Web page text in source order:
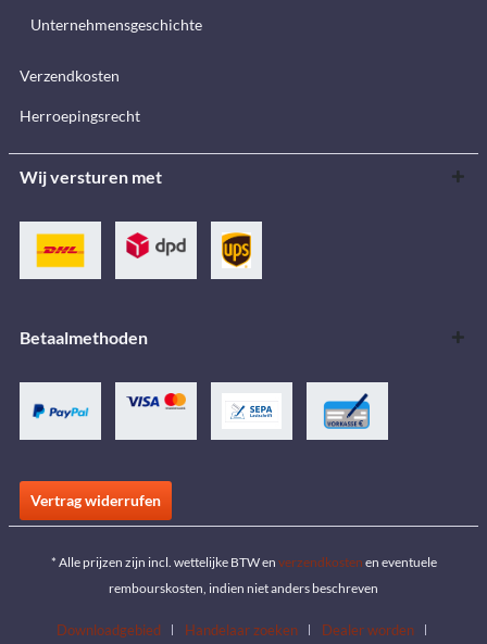
Unternehmensgeschichte
Verzendkosten
Herroepingsrecht
Wij versturen met
Betaalmethoden
Vertrag widerrufen
* Alle prijzen zijn incl. wettelijke BTW en verzendkosten en eventuele
rembourskosten, indien niet anders beschreven
Downloadgebied Handelaar zoeken Dealer worden